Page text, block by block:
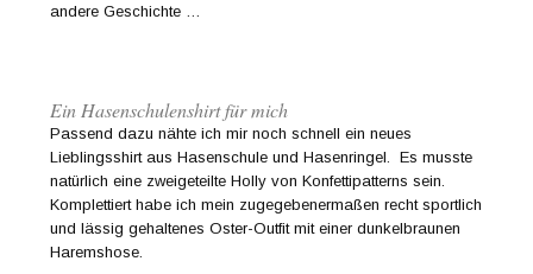
andere Geschichte …
Ein Hasenschulenshirt für mich
Passend dazu nähte ich mir noch schnell ein neues
Lieblingsshirt aus Hasenschule und Hasenringel. Es musste
natürlich eine zweigeteilte Holly von Konfettipatterns sein.
Komplettiert habe ich mein zugegebenermaßen recht sportlich
und lässig gehaltenes Oster-Outfit mit einer dunkelbraunen
Haremshose.